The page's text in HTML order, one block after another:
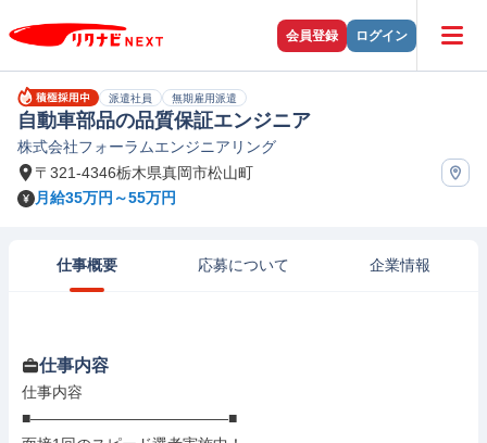
会員登録 ログイン
派遣社員 無期雇用派遣
自動車部品の品質保証エンジニア
株式会社フォーラムエンジニアリング
〒321-4346栃木県真岡市松山町
月給35万円～55万円
仕事概要 応募について 企業情報
仕事内容
仕事内容
■―――――――――――――■